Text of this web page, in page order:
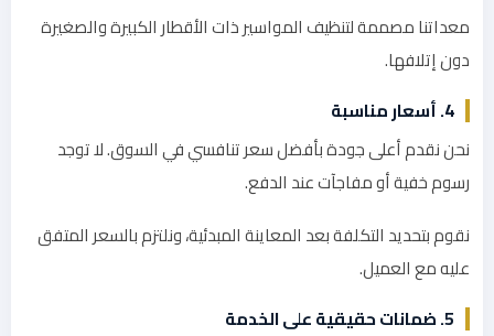
معداتنا مصممة لتنظيف المواسير ذات الأقطار الكبيرة والصغيرة
دون إتلافها.
4. أسعار مناسبة
نحن نقدم أعلى جودة بأفضل سعر تنافسي في السوق. لا توجد
رسوم خفية أو مفاجآت عند الدفع.
نقوم بتحديد التكلفة بعد المعاينة المبدئية، ونلتزم بالسعر المتفق
عليه مع العميل.
5. ضمانات حقيقية على الخدمة